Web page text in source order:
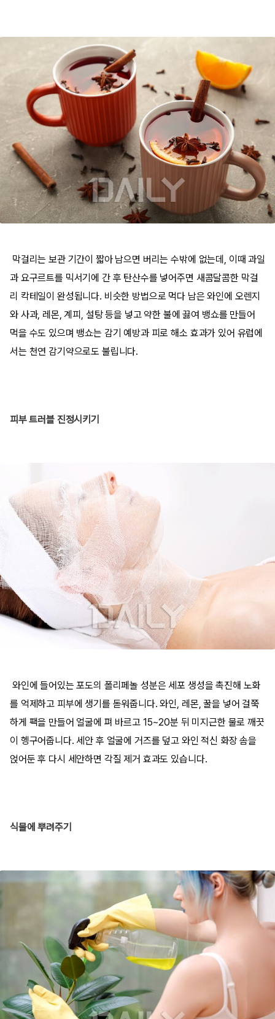
막걸리는 보관 기간이 짧아 남으면 버리는 수밖에 없는데, 이때 과일
과 요구르트를 믹서기에 간 후 탄산수를 넣어주면 새콤달콤한 막걸
리 칵테일이 완성됩니다. 비슷한 방법으로 먹다 남은 와인에 오렌지
와 사과, 레몬, 계피, 설탕 등을 넣고 약한 불에 끓여 뱅쇼를 만들어
먹을 수도 있으며 뱅쇼는 감기 예방과 피로 해소 효과가 있어 유럽에
서는 천연 감기약으로도 불립니다.
피부 트러블 진정시키기
와인에 들어있는 포도의 폴리페놀 성분은 세포 생성을 촉진해 노화
를 억제하고 피부에 생기를 돋워줍니다. 와인, 레몬, 꿀을 넣어 걸쭉
하게 팩을 만들어 얼굴에 펴 바르고 15~20분 뒤 미지근한 물로 깨끗
이 헹구어줍니다. 세안 후 얼굴에 거즈를 덮고 와인 적신 화장 솜을
얹어둔 후 다시 세안하면 각질 제거 효과도 있습니다.
식물에 뿌려주기